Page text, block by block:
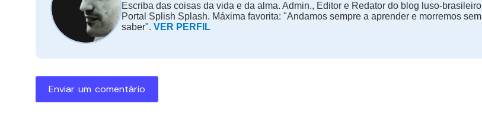
Escriba das coisas da vida e da alma. Admin., Editor e Redator do blog luso-brasileiro
Portal Splish Splash. Máxima favorita: "Andamos sempre a aprender e morremos sem
saber". VER PERFIL
Enviar um comentário